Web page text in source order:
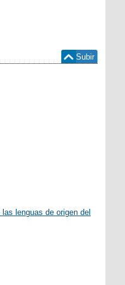
Subir
lenguas de origen del